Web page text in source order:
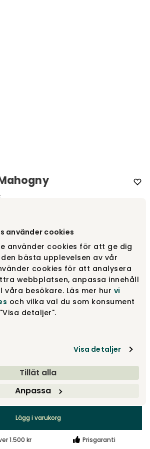
använder cookies
använder cookies för att ge dig
bästa upplevelsen av vår
cookies för att analysera
webbplatsen, anpassa innehåll
våra besökare. Läs mer hur vi
och vilka val du som konsument
detaljer".
Visa detaljer
Tillåt alla
Anpassa
mahogny
Fåtal i lager
Lägg i varukorg
1.500 kr Prisgaranti